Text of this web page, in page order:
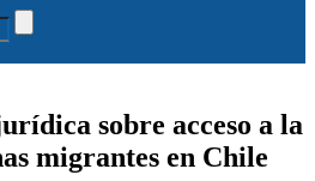
sobre acceso a la
migrantes en Chile